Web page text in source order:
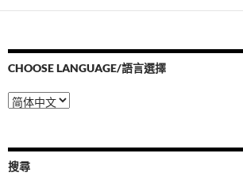
CHOOSE LANGUAGE/語言選擇
Choose
Language/
選
擇
搜尋